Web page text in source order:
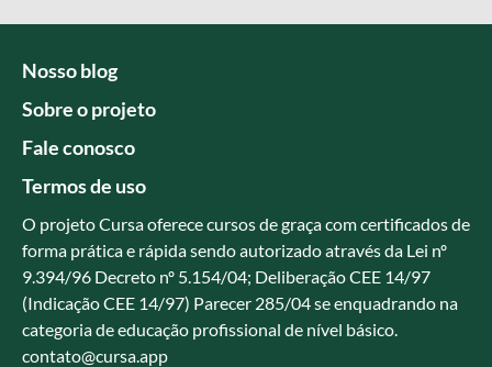
Nosso blog
Sobre o projeto
Fale conosco
Termos de uso
O projeto Cursa oferece cursos de graça com certificados de
forma prática e rápida sendo autorizado através da Lei nº
9.394/96 Decreto nº 5.154/04; Deliberação CEE 14/97
(Indicação CEE 14/97) Parecer 285/04 se enquadrando na
categoria de educação profissional de nível básico.
contato@cursa.app